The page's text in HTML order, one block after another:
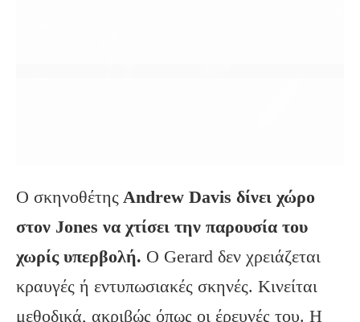
Ο σκηνοθέτης Andrew Davis δίνει χώρο
στον Jones να χτίσει την παρουσία του
χωρίς υπερβολή. Ο Gerard δεν χρειάζεται
κραυγές ή εντυπωσιακές σκηνές. Κινείται
μεθοδικά, ακριβώς όπως οι έρευνές του. Η